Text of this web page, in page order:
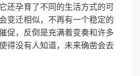
还孕育了不同的生活方式的可
变迁相似，不再有一个稳定的
促，反倒是充满着变奏和许多
得没有人知道，未来确凿会去